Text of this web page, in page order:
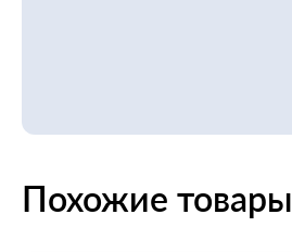
Похожие товары